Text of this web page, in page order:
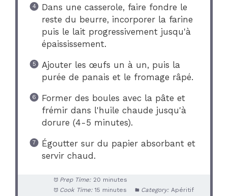
Dans une casserole, faire fondre le
reste du beurre, incorporer la farine
puis le lait progressivement jusqu'à
épaississement.
Ajouter les œufs un à un, puis la
purée de panais et le fromage râpé.
Former des boules avec la pâte et
frémir dans l'huile chaude jusqu'à
dorure (4-5 minutes).
Égoutter sur du papier absorbant et
servir chaud.
Prep Time: 20 minutes
Cook Time: 15 minutes Category: Apéritif